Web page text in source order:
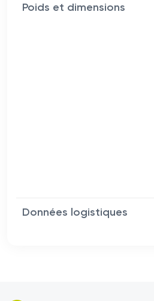
Poids et dimensions
Données logistiques